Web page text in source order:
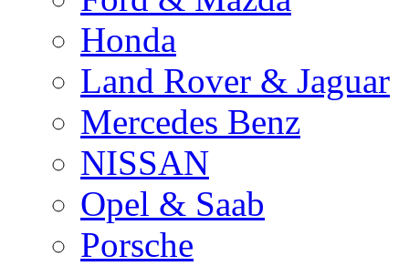
Honda
Land Rover & Jaguar
Mercedes Benz
NISSAN
Opel & Saab
Porsche